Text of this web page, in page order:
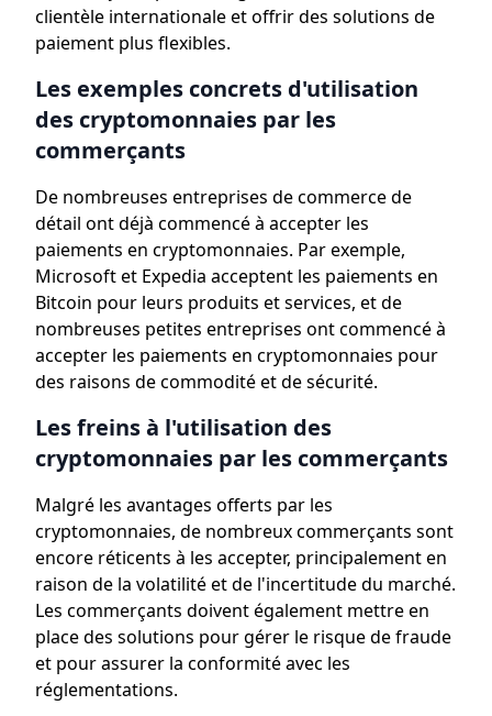
clientèle internationale et offrir des solutions de
paiement plus flexibles.
Les exemples concrets d'utilisation
des cryptomonnaies par les
commerçants
De nombreuses entreprises de commerce de
détail ont déjà commencé à accepter les
paiements en cryptomonnaies. Par exemple,
Microsoft et Expedia acceptent les paiements en
Bitcoin pour leurs produits et services, et de
nombreuses petites entreprises ont commencé à
accepter les paiements en cryptomonnaies pour
des raisons de commodité et de sécurité.
Les freins à l'utilisation des
cryptomonnaies par les commerçants
Malgré les avantages offerts par les
cryptomonnaies, de nombreux commerçants sont
encore réticents à les accepter, principalement en
raison de la volatilité et de l'incertitude du marché.
Les commerçants doivent également mettre en
place des solutions pour gérer le risque de fraude
et pour assurer la conformité avec les
réglementations.